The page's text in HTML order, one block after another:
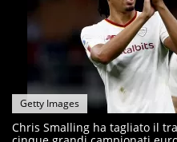
Getty Images
Chris Smalling ha tagliato il